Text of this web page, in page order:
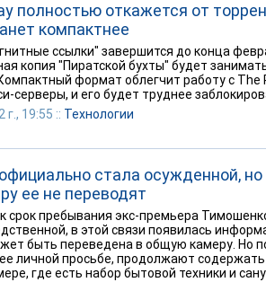
полностью откажется от
компактнее
ссылки" завершится до конца
копия "Пиратской бухты" будет
формат облегчит работу с The
серверы, и его будет труднее
19:55 :: Технологии
стала осужденной, но
ее не переводят
срок пребывания экс-премьера
в этой связи появилась
быть переведена в общую камеру. Но
личной просьбе, продолжают содержать
где есть набор бытовой техники и